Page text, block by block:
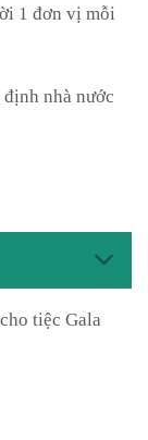
1 đơn vị mỗi
nhà nước
tiệc Gala